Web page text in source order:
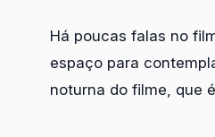
Há poucas falas no
espaço para
noturna do filme, que